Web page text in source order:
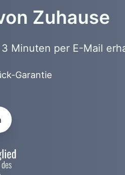
Zuhause
Minuten per E-Mail
Garantie